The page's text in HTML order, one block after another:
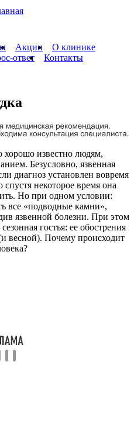
Акции
О клинике
ответ
Контакты
хорошо известно людям,
Безусловно, язвенная
диагноз установлен вовремя
некоторое время она
Но при одном условии:
все «подводные камни»,
язвенной болезни. При этом
гостья: ее обострения
весной). Почему происходит